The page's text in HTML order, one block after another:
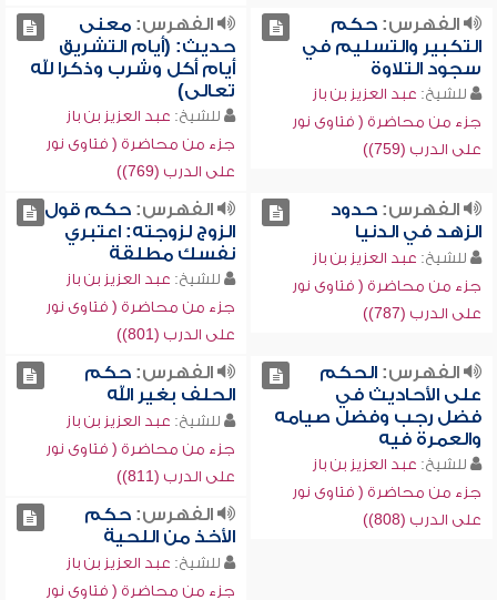
الفهرس:حكم
التكبير والتسليم في
سجود التلاوة
للشيخ: عبد العزيز بن باز
جزء من محاضرة ( فتاوى نور
على الدرب (759))
الفهرس:معنى
حديث: (أيام التشريق
أيام أكل وشرب وذكرا لله
تعالى)
للشيخ: عبد العزيز بن باز
جزء من محاضرة ( فتاوى نور
على الدرب (769))
الفهرس:حدود
الزهد في الدنيا
للشيخ: عبد العزيز بن باز
جزء من محاضرة ( فتاوى نور
على الدرب (787))
الفهرس:حكم قول
الزوج لزوجته: اعتبري
نفسك مطلقة
للشيخ: عبد العزيز بن باز
جزء من محاضرة ( فتاوى نور
على الدرب (801))
الفهرس:الحكم
على الأحاديث في
فضل رجب وفضل صيامه
والعمرة فيه
للشيخ: عبد العزيز بن باز
جزء من محاضرة ( فتاوى نور
على الدرب (808))
الفهرس:حكم
الحلف بغير الله
للشيخ: عبد العزيز بن باز
جزء من محاضرة ( فتاوى نور
على الدرب (811))
الفهرس:حكم
الأخذ من اللحية
للشيخ: عبد العزيز بن باز
جزء من محاضرة ( فتاوى نور